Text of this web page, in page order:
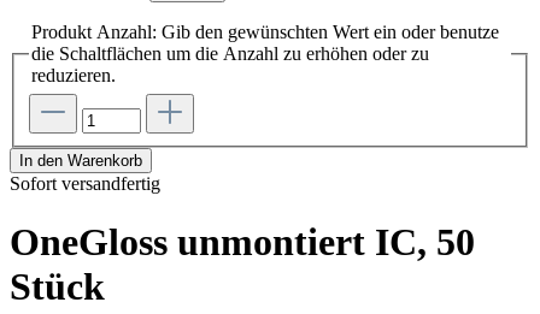
Produkt Anzahl: Gib den gewünschten Wert ein oder benutze
die Schaltflächen um die Anzahl zu erhöhen oder zu
reduzieren.
In den Warenkorb
Sofort versandfertig
OneGloss unmontiert IC, 50
Stück